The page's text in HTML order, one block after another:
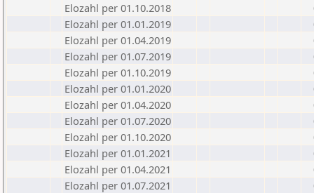
Elozahl per 01.10.2018
Elozahl per 01.01.2019
Elozahl per 01.04.2019
Elozahl per 01.07.2019
Elozahl per 01.10.2019
Elozahl per 01.01.2020
Elozahl per 01.04.2020
Elozahl per 01.07.2020
Elozahl per 01.10.2020
Elozahl per 01.01.2021
Elozahl per 01.04.2021
Elozahl per 01.07.2021